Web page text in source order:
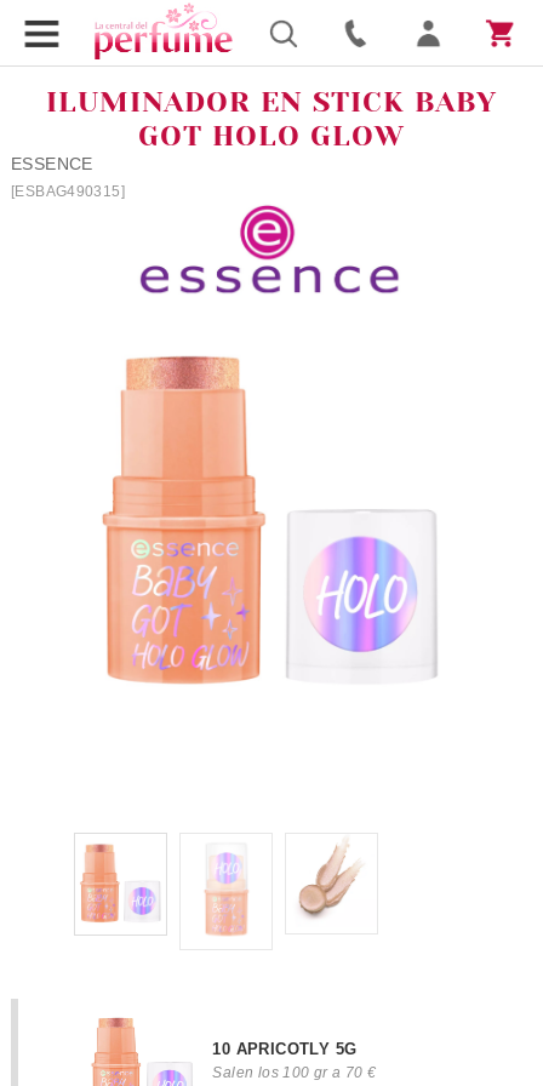
ILUMINADOR EN STICK BABY
GOT HOLO GLOW
ESSENCE
[ESBAG490315]
10 APRICOTLY 5G
Salen los 100 gr a 70 €